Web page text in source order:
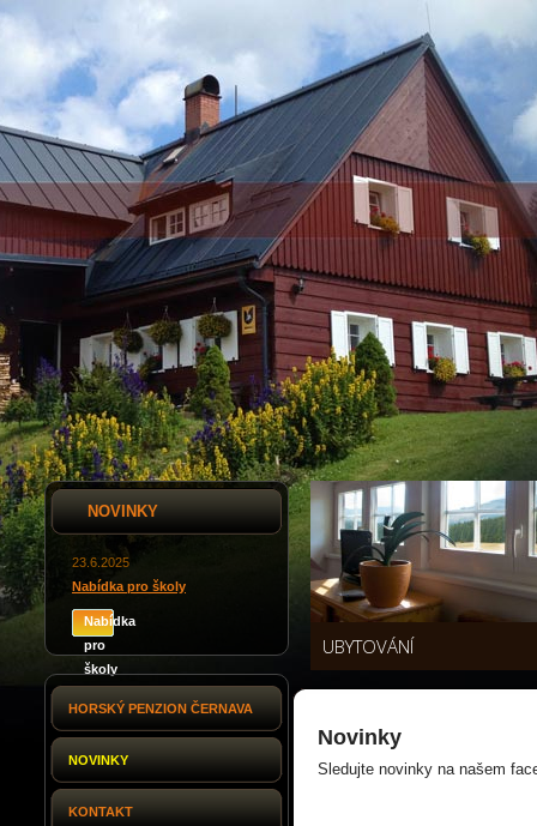
NOVINKY
23.6.2025
Nabídka pro školy
Nabídka
pro
školy
HORSKÝ PENZION ČERNAVA
NOVINKY
KONTAKT
UBYTOVÁNÍ
Novinky
Sledujte novinky na našem